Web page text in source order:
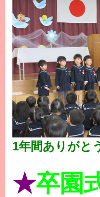
1年間ありがと
★卒園